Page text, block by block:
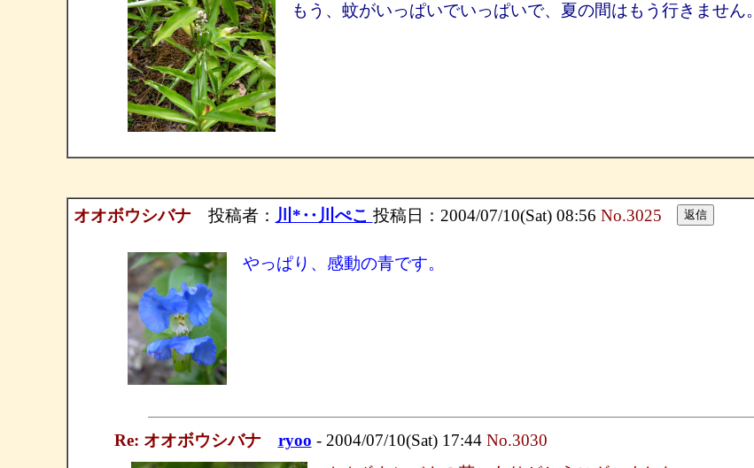
もう、蚊がいっぱいでいっぱいで、夏の間はもう行きません。
オオボウシバナ投稿者： 川*‥川ぺこ 投稿日：2004/07/10(Sat) 08:56 No.3025
やっぱり、感動の青です。
Re: オオボウシバナ ryoo - 2004/07/10(Sat) 17:44 No.3030